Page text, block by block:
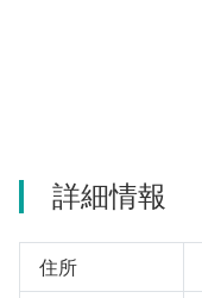
詳細情報
住所